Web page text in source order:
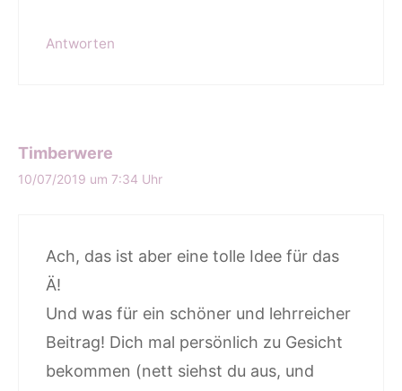
Antworten
Timberwere
10/07/2019 um 7:34 Uhr
Ach, das ist aber eine tolle Idee für das
Ä!
Und was für ein schöner und lehrreicher
Beitrag! Dich mal persönlich zu Gesicht
bekommen (nett siehst du aus, und